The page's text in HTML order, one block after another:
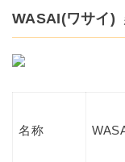
WASAI(ワサイ)
名称